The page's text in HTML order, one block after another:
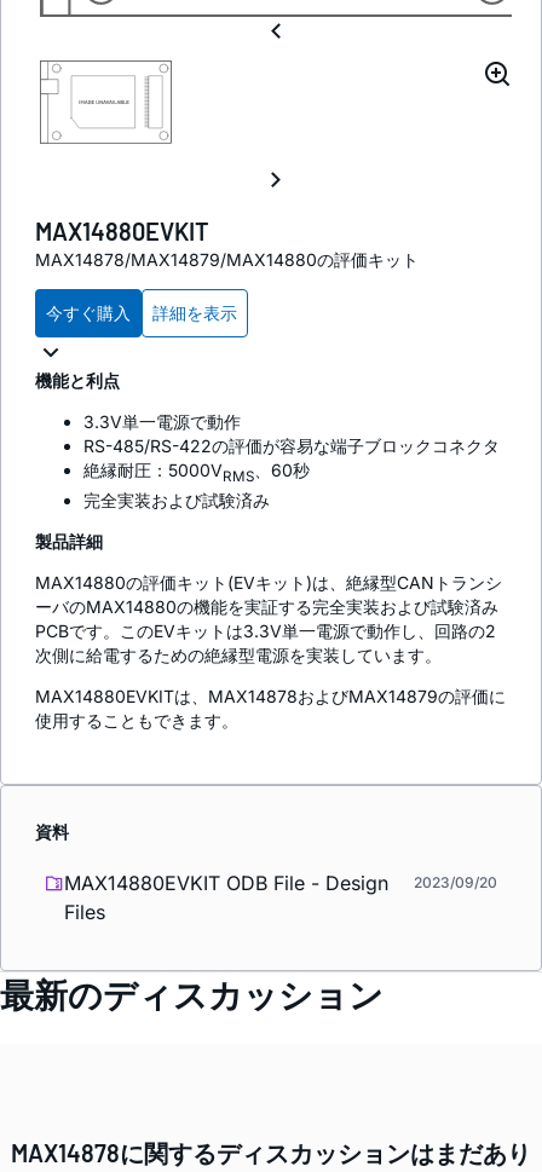
MAX14880EVKIT
MAX14878/MAX14879/MAX14880の評価キット
今すぐ購入 詳細を表示
機能と利点
3.3V単一電源で動作
RS-485/RS-422の評価が容易な端子ブロックコネクタ
絶縁耐圧：5000VRMS、60秒
完全実装および試験済み
製品詳細
MAX14880の評価キット(EVキット)は、絶縁型CANトランシ
ーバのMAX14880の機能を実証する完全実装および試験済み
PCBです。このEVキットは3.3V単一電源で動作し、回路の2
次側に給電するための絶縁型電源を実装しています。
MAX14880EVKITは、MAX14878およびMAX14879の評価に
使用することもできます。
資料
MAX14880EVKIT ODB File - Design
Files
2023/09/20
最新のディスカッション
MAX14878に関するディスカッションはまだあり